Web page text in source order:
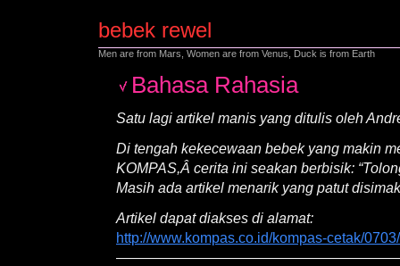
bebek rewel
Men are from Mars, Women are from Venus, Duck is from Earth
Bahasa Rahasia
Satu lagi artikel manis yang ditulis oleh
Di tengah kekecewaan bebek yang makin
KOMPAS,Â cerita ini seakan berbisik:
Masih ada artikel menarik yang patut
Artikel dapat diakses di alamat:
http://www.kompas.co.id/kompas-cetak/